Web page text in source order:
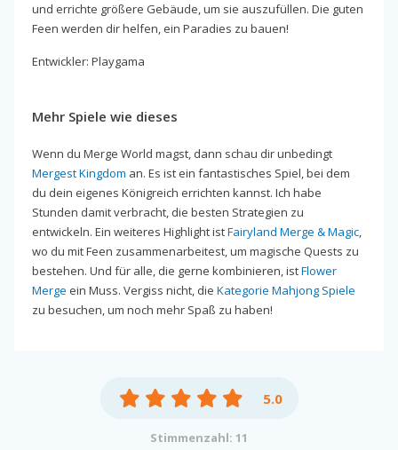
und errichte größere Gebäude, um sie auszufüllen. Die guten
Feen werden dir helfen, ein Paradies zu bauen!
Entwickler: Playgama
Mehr Spiele wie dieses
Wenn du Merge World magst, dann schau dir unbedingt
Mergest Kingdom an. Es ist ein fantastisches Spiel, bei dem
du dein eigenes Königreich errichten kannst. Ich habe
Stunden damit verbracht, die besten Strategien zu
entwickeln. Ein weiteres Highlight istFairyland Merge & Magic,
wo du mit Feen zusammenarbeitest, um magische Quests zu
bestehen. Und für alle, die gerne kombinieren, istFlower
Merge ein Muss. Vergiss nicht, die Kategorie Mahjong Spiele
zu besuchen, um noch mehr Spaß zu haben!
5.0
Stimmenzahl: 11